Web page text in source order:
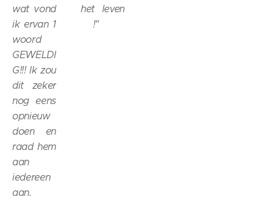
wat vond
ik ervan 1
woord
GEWELDI
G!!! Ik zou
dit zeker
nog eens
opnieuw
doen en
raad hem
aan
iedereen
aan.
het leven
!"